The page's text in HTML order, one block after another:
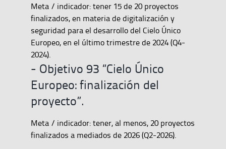
Meta / indicador: tener 15 de 20 proyectos
finalizados, en materia de digitalización y
seguridad para el desarrollo del Cielo Único
Europeo, en el último trimestre de 2024 (Q4-
2024).
- Objetivo 93 “Cielo Único
Europeo: finalización del
proyecto”.
Meta / indicador: tener, al menos, 20 proyectos
finalizados a mediados de 2026 (Q2-2026).